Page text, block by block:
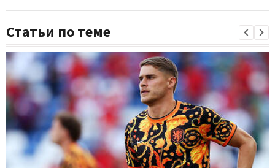
Статьи по теме